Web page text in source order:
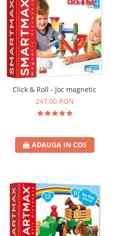
Click & Roll - Joc magnetic
247,00 RON
ADAUGA IN COS